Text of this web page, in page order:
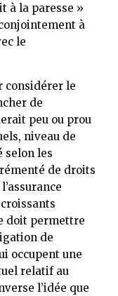
à la paresse »
à
le
considérer le
de
peu ou prou
niveau de
selon les
de droits
doit permettre
de
occupent une
relatif au
l’idée que